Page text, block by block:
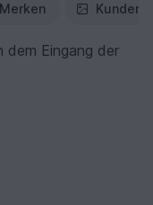
Merken
dem Eingang der